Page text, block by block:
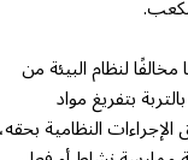
لنظام البيئة من
بتفريغ مواد
النظامية بحقه،